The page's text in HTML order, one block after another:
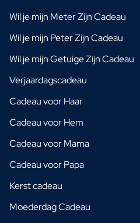
Wil je mijn Meter Zijn Cadeau
Wil je mijn Peter Zijn Cadeau
Wil je mijn Getuige Zijn Cadeau
Verjaardagscadeau
Cadeau voor Haar
Cadeau voor Hem
Cadeau voor Mama
Cadeau voor Papa
Kerst cadeau
Moederdag Cadeau